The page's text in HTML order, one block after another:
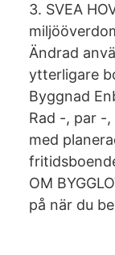
3. SVEA
Ändrad
ytterligare
Byggnad
Rad -, par -
med
OM
på när du